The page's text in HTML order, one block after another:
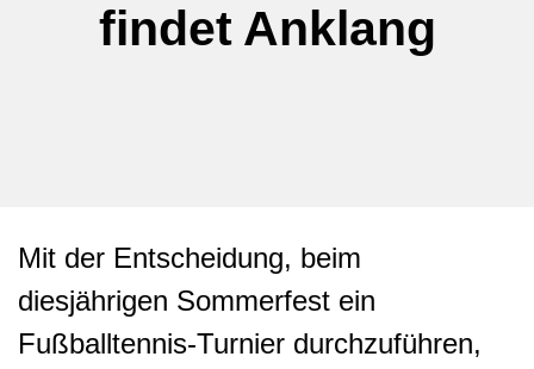
findet Anklang
Mit der Entscheidung, beim
diesjährigen Sommerfest ein
Fußballtennis-Turnier durchzuführen,